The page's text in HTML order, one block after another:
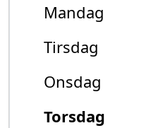
Mandag
Tirsdag
Onsdag
Torsdag